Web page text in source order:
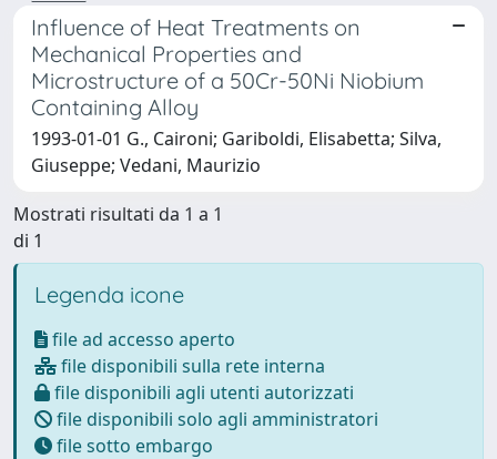
Influence of Heat Treatments on
Mechanical Properties and
Microstructure of a 50Cr-50Ni Niobium
Containing Alloy
1993-01-01 G., Caironi; Gariboldi, Elisabetta; Silva,
Giuseppe; Vedani, Maurizio
Mostrati risultati da 1 a 1
di 1
Legenda icone
file ad accesso aperto
file disponibili sulla rete interna
file disponibili agli utenti autorizzati
file disponibili solo agli amministratori
file sotto embargo